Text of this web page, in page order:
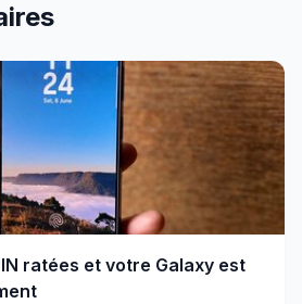
ratées et votre Galaxy est